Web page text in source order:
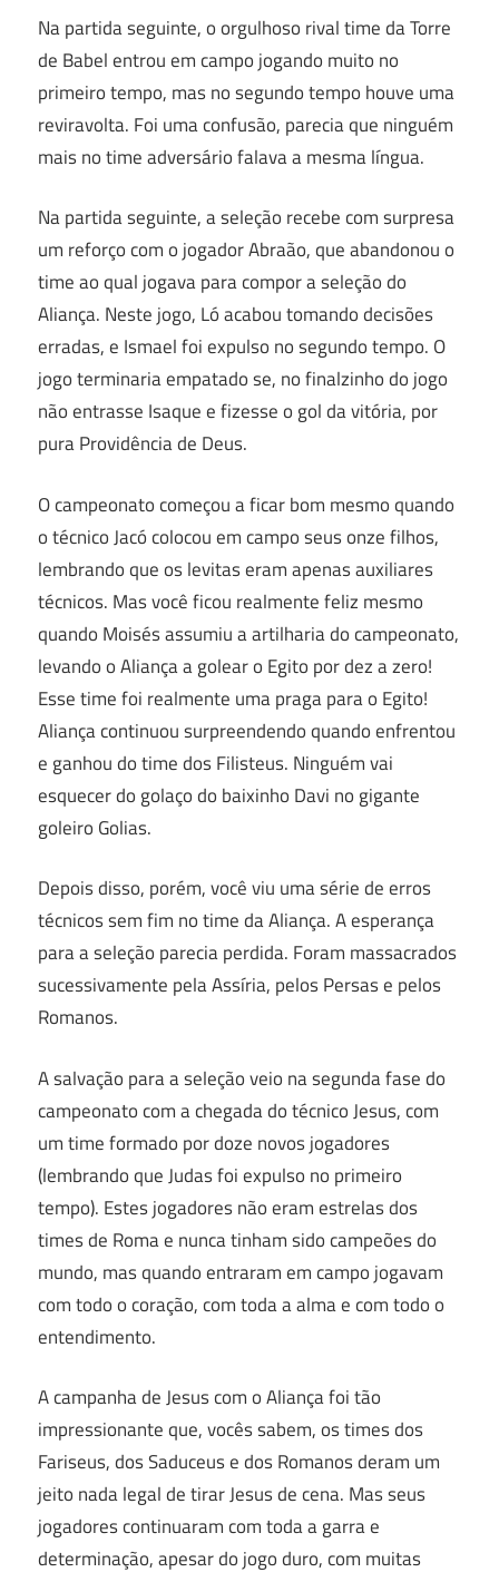
Na partida seguinte, o orgulhoso rival time da Torre
de Babel entrou em campo jogando muito no
primeiro tempo, mas no segundo tempo houve uma
reviravolta. Foi uma confusão, parecia que ninguém
mais no time adversário falava a mesma língua.
Na partida seguinte, a seleção recebe com surpresa
um reforço com o jogador Abraão, que abandonou o
time ao qual jogava para compor a seleção do
Aliança. Neste jogo, Ló acabou tomando decisões
erradas, e Ismael foi expulso no segundo tempo. O
jogo terminaria empatado se, no finalzinho do jogo
não entrasse Isaque e fizesse o gol da vitória, por
pura Providência de Deus.
O campeonato começou a ficar bom mesmo quando
o técnico Jacó colocou em campo seus onze filhos,
lembrando que os levitas eram apenas auxiliares
técnicos. Mas você ficou realmente feliz mesmo
quando Moisés assumiu a artilharia do campeonato,
levando o Aliança a golear o Egito por dez a zero!
Esse time foi realmente uma praga para o Egito!
Aliança continuou surpreendendo quando enfrentou
e ganhou do time dos Filisteus. Ninguém vai
esquecer do golaço do baixinho Davi no gigante
goleiro Golias.
Depois disso, porém, você viu uma série de erros
técnicos sem fim no time da Aliança. A esperança
para a seleção parecia perdida. Foram massacrados
sucessivamente pela Assíria, pelos Persas e pelos
Romanos.
A salvação para a seleção veio na segunda fase do
campeonato com a chegada do técnico Jesus, com
um time formado por doze novos jogadores
(lembrando que Judas foi expulso no primeiro
tempo). Estes jogadores não eram estrelas dos
times de Roma e nunca tinham sido campeões do
mundo, mas quando entraram em campo jogavam
com todo o coração, com toda a alma e com todo o
entendimento.
A campanha de Jesus com o Aliança foi tão
impressionante que, vocês sabem, os times dos
Fariseus, dos Saduceus e dos Romanos deram um
jeito nada legal de tirar Jesus de cena. Mas seus
jogadores continuaram com toda a garra e
determinação, apesar do jogo duro, com muitas